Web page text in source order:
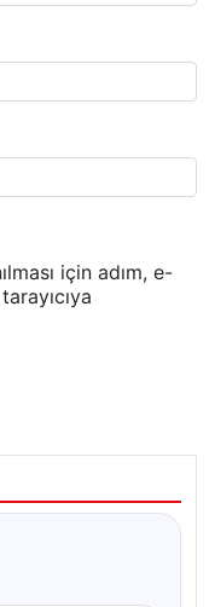
için adım, e-